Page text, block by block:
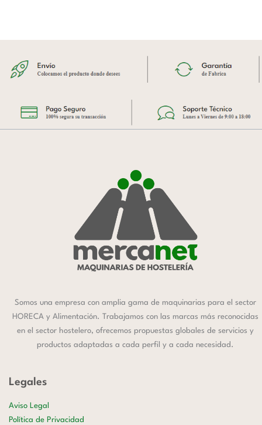
Somos una empresa con amplia gama de maquinarias para el sector
HORECA y Alimentación. Trabajamos con las marcas más reconocidas
en el sector hostelero, ofrecemos propuestas globales de servicios y
productos adaptadas a cada perfil y a cada necesidad.
Legales
Aviso Legal
Política de Privacidad